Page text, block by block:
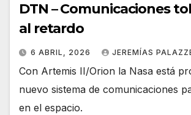
DTN – Comunicaciones
al retardo
6 ABRIL, 2026 JEREMÍAS
Con Artemis II/Orion la Nasa está
nuevo sistema de comunicaciones
en el espacio.